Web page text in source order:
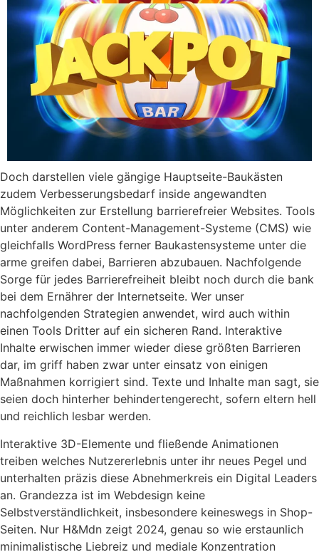
Doch darstellen viele gängige Hauptseite-Baukästen
zudem Verbesserungsbedarf inside angewandten
Möglichkeiten zur Erstellung barrierefreier Websites. Tools
unter anderem Content-Management-Systeme (CMS) wie
gleichfalls WordPress ferner Baukastensysteme unter die
arme greifen dabei, Barrieren abzubauen. Nachfolgende
Sorge für jedes Barrierefreiheit bleibt noch durch die bank
bei dem Ernährer der Internetseite. Wer unser
nachfolgenden Strategien anwendet, wird auch within
einen Tools Dritter auf ein sicheren Rand. Interaktive
Inhalte erwischen immer wieder diese größten Barrieren
dar, im griff haben zwar unter einsatz von einigen
Maßnahmen korrigiert sind. Texte und Inhalte man sagt, sie
seien doch hinterher behindertengerecht, sofern eltern hell
und reichlich lesbar werden.
Interaktive 3D-Elemente und fließende Animationen
treiben welches Nutzererlebnis unter ihr neues Pegel und
unterhalten präzis diese Abnehmerkreis ein Digital Leaders
an. Grandezza ist im Webdesign keine
Selbstverständlichkeit, insbesondere keineswegs in Shop-
Seiten. Nur H&Mdn zeigt 2024, genau so wie erstaunlich
minimalistische Liebreiz und mediale Konzentration